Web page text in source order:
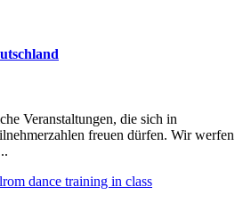
Veranstaltungen, die sich in
freuen dürfen. Wir werfen